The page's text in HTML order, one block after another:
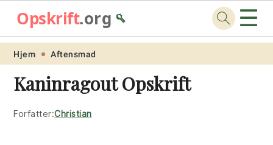
Skip
primary
navigation
Skip
main
content
Skip
primary
sidebar
Skip
footer
Opskrift.org🥄 ☰
Hjem Aftensmad
Kaninragout Opskrift
Forfatter:Christian